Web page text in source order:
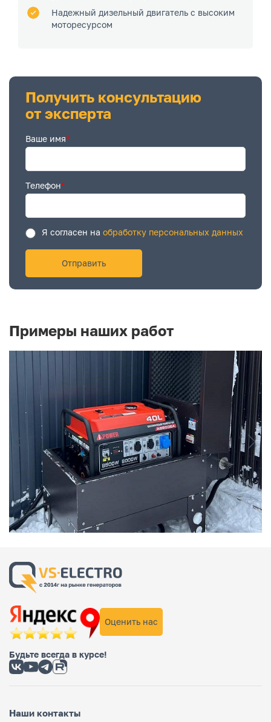
Надежный дизельный двигатель с высоким
моторесурсом
Получить консультацию
от эксперта
Ваше имя*
Телефон*
Я согласен на обработку персональных данных
Примеры наших работ
Оценить нас
Будьте всегда в курсе!
Наши контакты